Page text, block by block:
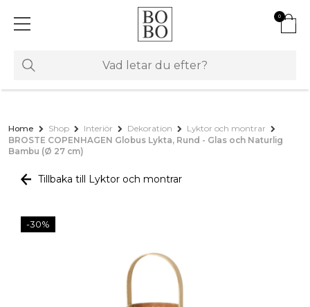
0
Home Shop Interiör Dekoration
Lyktor och montrar
BROSTE COPENHAGEN Globus Lykta, Rund - Glas och Naturlig
Bambu (Ø 27 cm)
Tillbaka till Lyktor och montrar
-30%